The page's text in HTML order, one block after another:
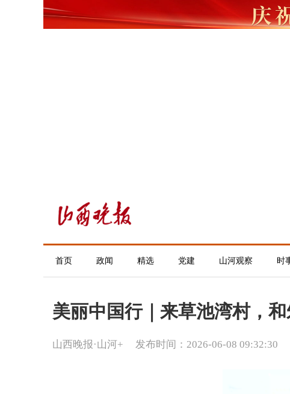
首页 政闻 精选 党建 山河观察 时
美丽中国行｜来草池湾村，和
山西晚报·山河+ 发布时间：2026-06-08 09:32:30